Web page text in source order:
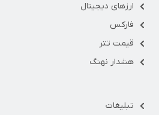
ارزهای دیجیتال
فارکس
قیمت تتر
هشدار نهنگ
تبلیغات